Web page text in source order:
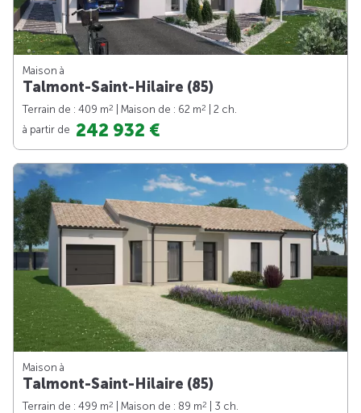
Maison à
Talmont-Saint-Hilaire (85)
Terrain de : 409 m2 | Maison de : 62 m2
| 2 ch.
à partir de 242 932 €
Maison à
Talmont-Saint-Hilaire (85)
Terrain de : 499 m2 | Maison de : 89 m2
| 3 ch.